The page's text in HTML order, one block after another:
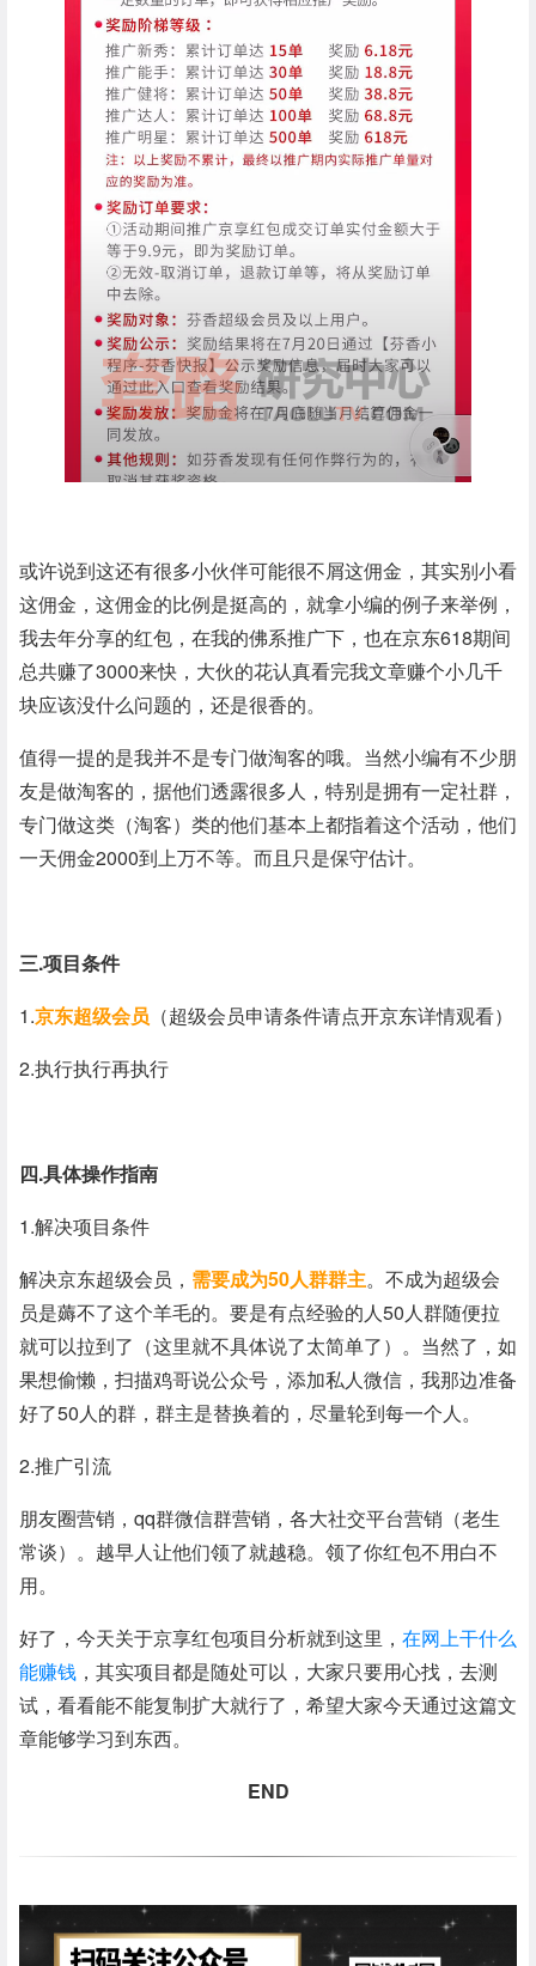
或许说到这还有很多小伙伴可能很不屑这佣金，其实别小看
这佣金，这佣金的比例是挺高的，就拿小编的例子来举例，
我去年分享的红包，在我的佛系推广下，也在京东618期间
总共赚了3000来快，大伙的花认真看完我文章赚个小几千
块应该没什么问题的，还是很香的。
值得一提的是我并不是专门做淘客的哦。当然小编有不少朋
友是做淘客的，据他们透露很多人，特别是拥有一定社群，
专门做这类（淘客）类的他们基本上都指着这个活动，他们
一天佣金2000到上万不等。而且只是保守估计。
三.项目条件
1.京东超级会员 （超级会员申请条件请点开京东详情观看）
2.执行执行再执行
四.具体操作指南
1.解决项目条件
解决京东超级会员， 需要成为50人群群主。不成为超级会
员是薅不了这个羊毛的。要是有点经验的人50人群随便拉
就可以拉到了（这里就不具体说了太简单了）。当然了，如
果想偷懒，扫描鸡哥说公众号，添加私人微信，我那边准备
好了50人的群，群主是替换着的，尽量轮到每一个人。
2.推广引流
朋友圈营销，qq群微信群营销，各大社交平台营销（老生
常谈）。越早人让他们领了就越稳。领了你红包不用白不
用。
好了，今天关于京享红包项目分析就到这里， 在网上干什么
能赚钱 ，其实项目都是随处可以，大家只要用心找，去测
试，看看能不能复制扩大就行了，希望大家今天通过这篇文
章能够学习到东西。
END